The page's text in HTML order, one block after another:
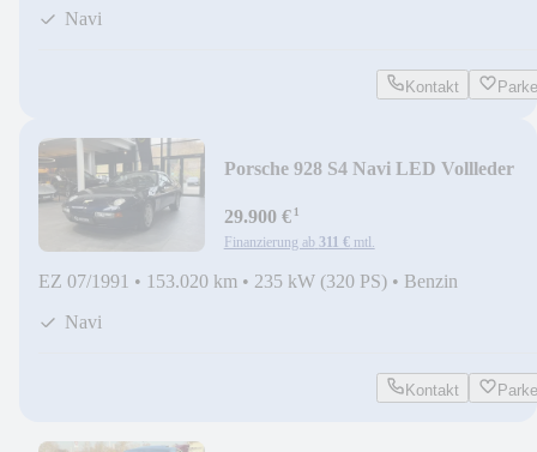
Navi
Kontakt
Porsche 928 S4 Navi LED Vollleder
29.900 €¹
Finanzierung ab 311 € mtl.
EZ 07/1991 • 153.020 km • 235 kW (320 PS) • Benzin
Navi
Kontakt